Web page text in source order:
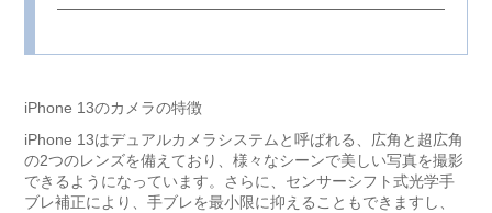
iPhone 13のカメラの特徴
iPhone 13はデュアルカメラシステムと呼ばれる、広角と超広角
の2つのレンズを備えており、様々なシーンで美しい写真を撮影
できるようになっています。さらに、センサーシフト式光学手
ブレ補正により、手ブレを最小限に抑えることもできますし、